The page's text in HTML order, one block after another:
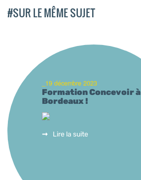
#SUR LE MÊME SUJET
_19 décembre 2023
Formation Concevoir à
Bordeaux !
Lire la suite